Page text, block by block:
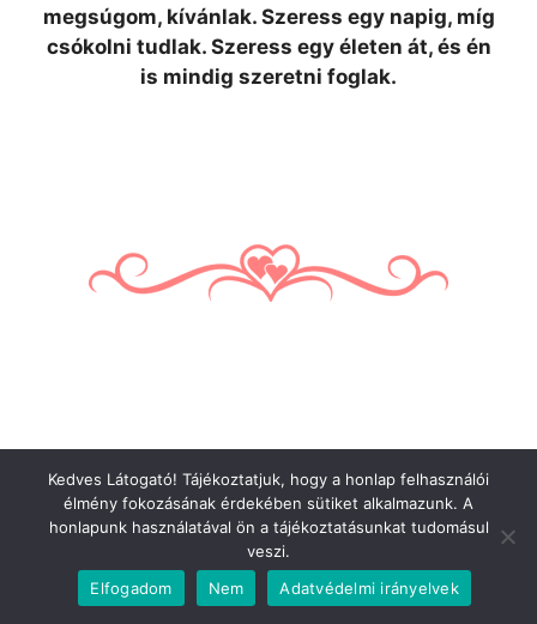
megsúgom, kívánlak. Szeress egy napig, míg
csókolni tudlak. Szeress egy életen át, és én
is mindig szeretni foglak.
Mosolygó kis arcod látni akarom, megfogni
kis kezed, s téged ölelni nagyon. Testemben
érezni szíved lüktetését, üde kicsi lelked
vidám nevetését.
Kedves Látogató! Tájékoztatjuk, hogy a honlap felhasználói
élmény fokozásának érdekében sütiket alkalmazunk. A
honlapunk használatával ön a tájékoztatásunkat tudomásul
veszi.
Elfogadom
Nem Adatvédelmi irányelvek